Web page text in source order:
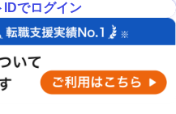
IDでログイン